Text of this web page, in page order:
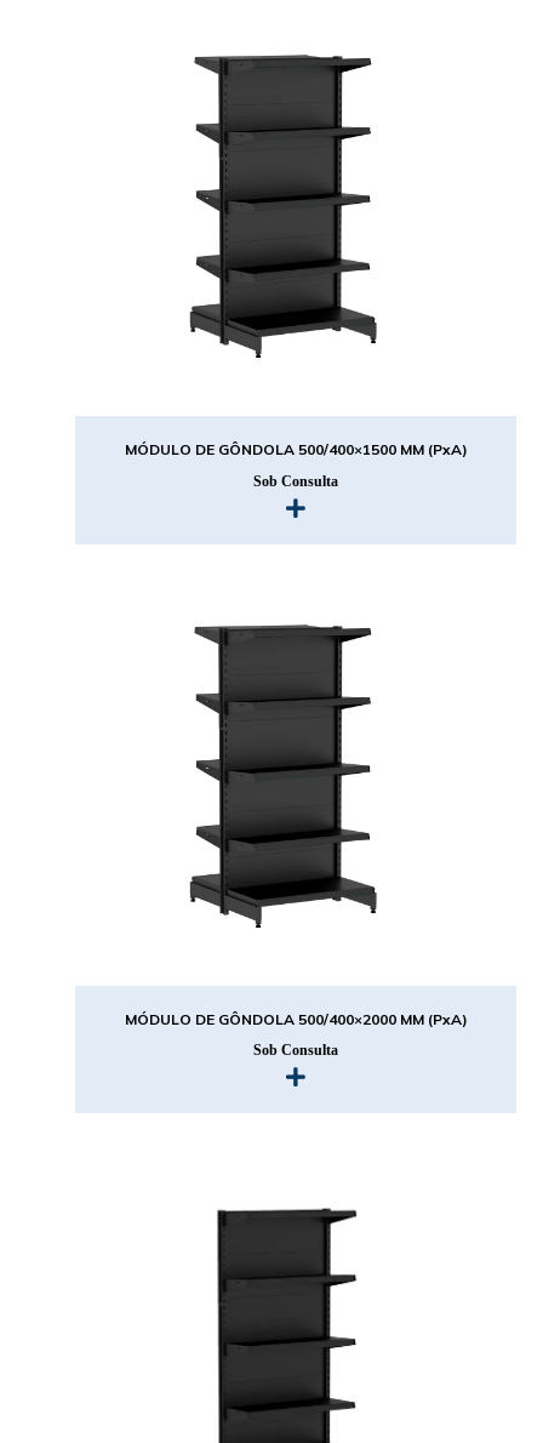
MÓDULO DE GÔNDOLA 500/400×1500 MM (PxA)
Sob Consulta
MÓDULO DE GÔNDOLA 500/400×2000 MM (PxA)
Sob Consulta